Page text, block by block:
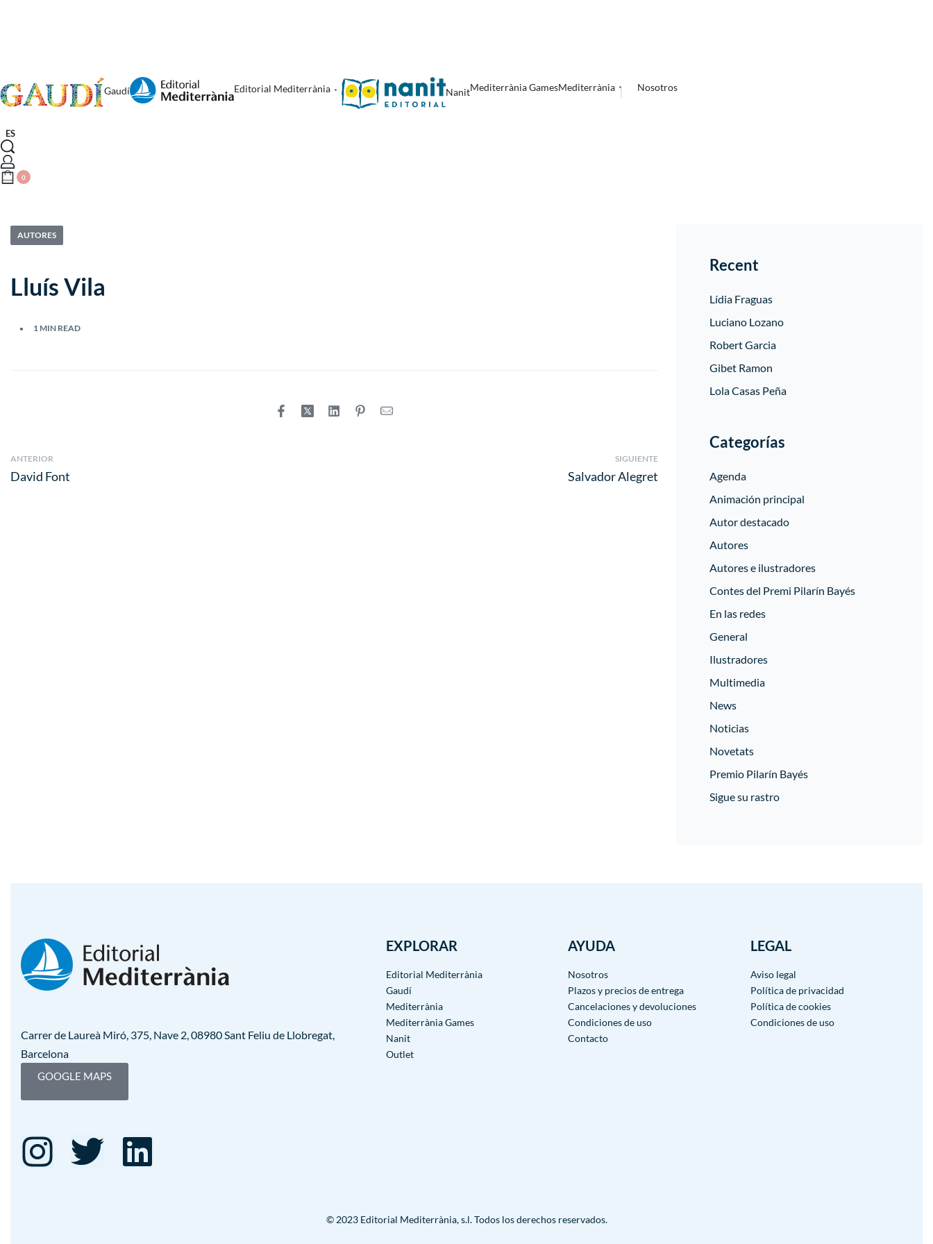
Gaudí Editorial Mediterrània NanitMediterrània GamesMediterrània Nosotros
ES
0
AUTORES
Lluís Vila
1 MIN READ
ANTERIOR
David Font
SIGUIENTE
Salvador Alegret
Recent
Lídia Fraguas
Luciano Lozano
Robert Garcia
Gibet Ramon
Lola Casas Peña
Categorías
Agenda
Animación principal
Autor destacado
Autores
Autores e ilustradores
Contes del Premi Pilarín Bayés
En las redes
General
Ilustradores
Multimedia
News
Noticias
Novetats
Premio Pilarín Bayés
Sigue su rastro
Carrer de Laureà Miró, 375, Nave 2, 08980 Sant Feliu de Llobregat,
Barcelona
GOOGLE MAPS
EXPLORAR
Editorial Mediterrània
Gaudí
Mediterrània
Mediterrània Games
Nanit
Outlet
AYUDA
Nosotros
Plazos y precios de entrega
Cancelaciones y devoluciones
Condiciones de uso
Contacto
LEGAL
Aviso legal
Política de privacidad
Política de cookies
Condiciones de uso
© 2023 Editorial Mediterrània, s.l. Todos los derechos reservados.